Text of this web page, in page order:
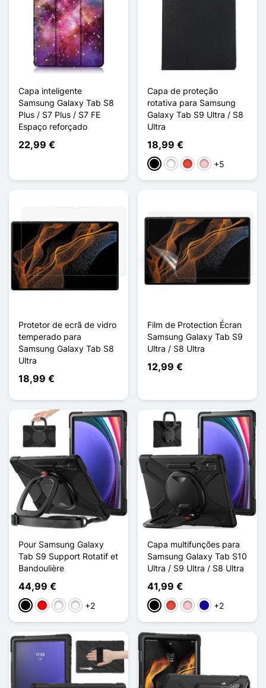
Capa inteligente
Samsung Galaxy Tab S8
Plus / S7 Plus / S7 FE
Espaço reforçado
22,99 €
Capa de proteção
rotativa para Samsung
Galaxy Tab S9 Ultra / S8
Ultra
18,99 €
PretoBrancoVermelho
Rosa+5
Protetor de ecrã de vidro
temperado para
Samsung Galaxy Tab S8
Ultra
18,99 €
Film de Protection Écran
Samsung Galaxy Tab S9
Ultra / S8 Ultra
12,99 €
Pour Samsung Galaxy
Tab S9 Support Rotatif et
Bandoulière
44,99 €
PretoRouge / Noir
Bleu / Noir
Bleu / Vert Jaune
+2
Capa multifunções para
Samsung Galaxy Tab S10
Ultra / S9 Ultra / S8 Ultra
41,99 €
PretoVermelho
RosaAzul Escuro
+2